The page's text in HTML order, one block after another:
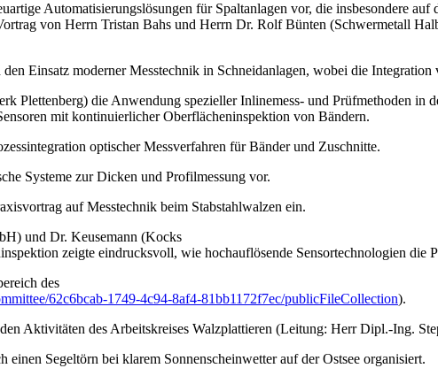
Automatisierungslösungen für Spaltanlagen vor, die insbesondere auf
von Herrn Tristan Bahs und Herrn Dr. Rolf Bünten (Schwermetall
Einsatz moderner Messtechnik in Schneidanlagen, wobei die
Plettenberg) die Anwendung spezieller Inlinemess- und Prüfmethoden in
mit kontinuierlicher Oberflächeninspektion von Bändern.
optischer Messverfahren für Bänder und Zuschnitte.
Systeme zur Dicken und Profilmessung vor.
auf Messtechnik beim Stabstahlwalzen ein.
und Dr. Keusemann (Kocks
zeigte eindrucksvoll, wie hochauflösende Sensortechnologien die
des
62c6bcab-1749-4c94-8af4-81bb1172f7ec/publicFileCollection).
Aktivitäten des Arbeitskreises Walzplattieren (Leitung: Herr Dipl.-Ing.
Segeltörn bei klarem Sonnenscheinwetter auf der Ostsee organisiert.